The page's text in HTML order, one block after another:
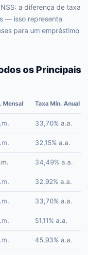
a diferença de taxa
— isso representa
para um empréstimo
os Principais
Mensal Taxa Mín. Anual
33,70% a.a.
32,15% a.a.
34,49% a.a.
32,92% a.a.
33,70% a.a.
51,11% a.a.
45,93% a.a.